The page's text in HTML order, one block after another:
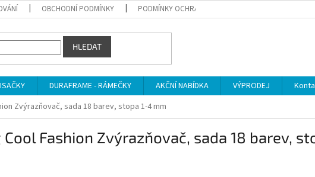
OBCHODNÍ PODMÍNKY PODMÍNKY OCHRANY OSOBNÍCH ÚDAJŮ
HLEDAT
DURAFRAME - RÁMEČKY AKČNÍ NABÍDKA VÝPRODEJ
Zvýrazňovač, sada 18 barev, stopa 1-4 mm
Cool Fashion Zvýrazňovač, sada 18 barev,